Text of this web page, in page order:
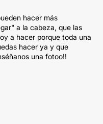
hacer más
a la cabeza, que las
a hacer porque toda una
hacer ya y que
una fotoo!!